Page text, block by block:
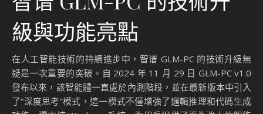
級與功能亮點
在人工智能技術的持續進步中，智谱 GLM-PC 的技術升級無
疑是一次重要的突破。自 2024 年 11 月 29 日 GLM-PC v1.0
發布以來，該智能體一直處於內測階段，並在最新版本中引入
了“深度思考”模式，這一模式不僅增強了邏輯推理和代碼生成